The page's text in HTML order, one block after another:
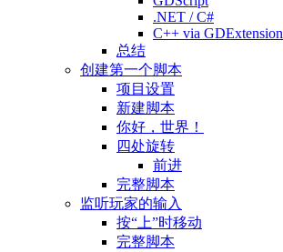
.NET / C#
C++ via GDExtension
总结
创建第一个脚本
项目设置
新建脚本
你好，世界！
四处旋转
前进
完整脚本
监听玩家的输入
按“上”时移动
完整脚本